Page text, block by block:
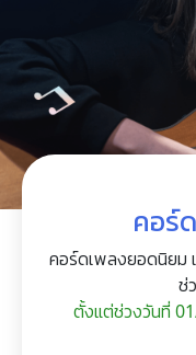
คอร์
คอร์ดเพลงยอดนิยม
ช่
ตั้งแต่ช่วงวันที่